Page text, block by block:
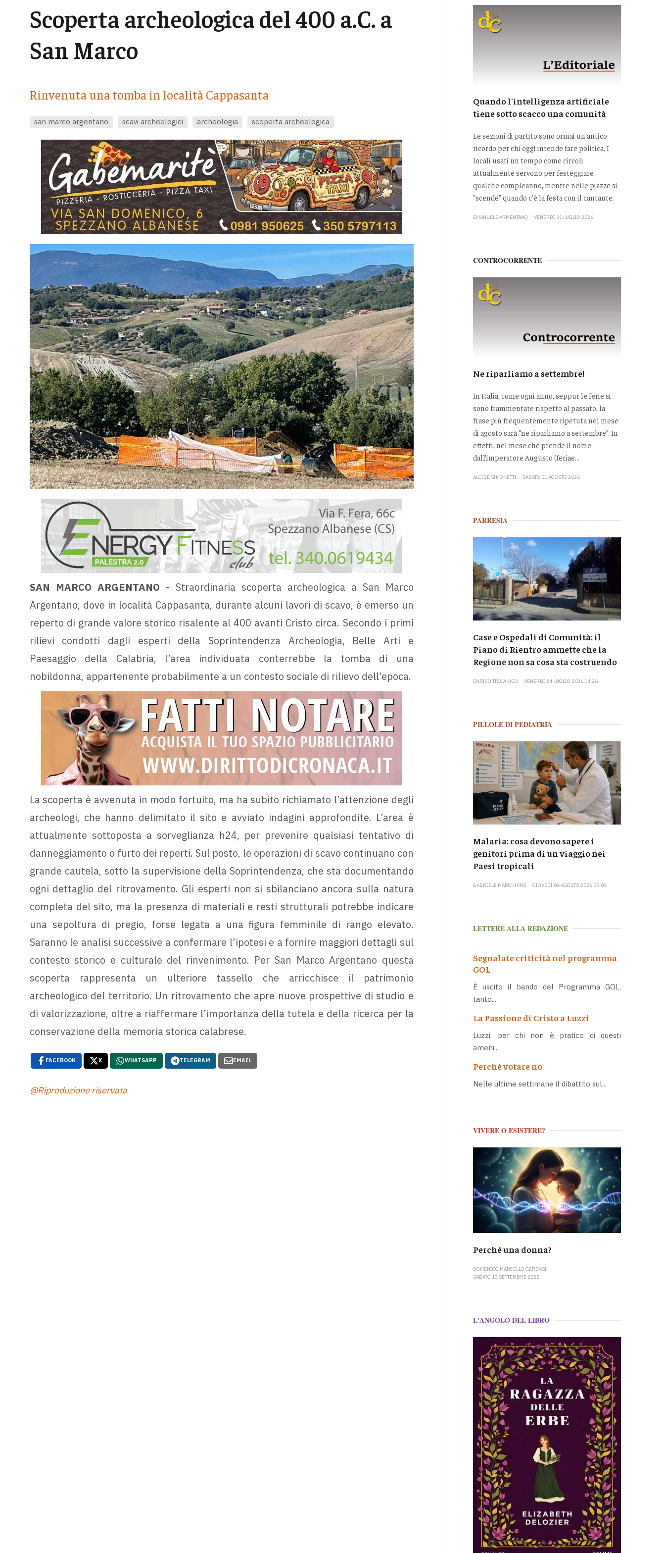
Scoperta archeologica del 400 a.C. a
San Marco
Rinvenuta una tomba in località Cappasanta
san marco argentano scavi archeologici archeologia scoperta archeologica
SAN MARCO ARGENTANO - Straordinaria scoperta archeologica a San Marco
Argentano, dove in località Cappasanta, durante alcuni lavori di scavo, è emerso un
reperto di grande valore storico risalente al 400 avanti Cristo circa. Secondo i primi
rilievi condotti dagli esperti della Soprintendenza Archeologia, Belle Arti e
Paesaggio della Calabria, l’area individuata conterrebbe la tomba di una
nobildonna, appartenente probabilmente a un contesto sociale di rilievo dell’epoca.
La scoperta è avvenuta in modo fortuito, ma ha subito richiamato l’attenzione degli
archeologi, che hanno delimitato il sito e avviato indagini approfondite. L’area è
attualmente sottoposta a sorveglianza h24, per prevenire qualsiasi tentativo di
danneggiamento o furto dei reperti. Sul posto, le operazioni di scavo continuano con
grande cautela, sotto la supervisione della Soprintendenza, che sta documentando
ogni dettaglio del ritrovamento. Gli esperti non si sbilanciano ancora sulla natura
completa del sito, ma la presenza di materiali e resti strutturali potrebbe indicare
una sepoltura di pregio, forse legata a una figura femminile di rango elevato.
Saranno le analisi successive a confermare l’ipotesi e a fornire maggiori dettagli sul
contesto storico e culturale del rinvenimento. Per San Marco Argentano questa
scoperta rappresenta un ulteriore tassello che arricchisce il patrimonio
archeologico del territorio. Un ritrovamento che apre nuove prospettive di studio e
di valorizzazione, oltre a riaffermare l’importanza della tutela e della ricerca per la
conservazione della memoria storica calabrese.
FACEBOOK X WHATSAPP TELEGRAM EMAIL
@Riproduzione riservata
Quando l'intelligenza artificiale
tiene sotto scacco una comunità
Le sezioni di partito sono ormai un antico
ricordo per chi oggi intende fare politica. I
locali usati un tempo come circoli
attualmente servono per festeggiare
qualche compleanno, mentre nelle piazze si
“scende” quando c'è la festa con il cantante.
EMANUELE ARMENTANO VENERDÌ 31 LUGLIO 2026
CONTROCORRENTE
Ne riparliamo a settembre!
In Italia, come ogni anno, seppur le ferie si
sono frammentate rispetto al passato, la
frase più frequentemente ripetuta nel mese
di agosto sarà “ne riparliamo a settembre”. In
effetti, nel mese che prende il nome
dall’imperatore Augusto (feriae...
ALCIDE SIMONETTI SABATO 01 AGOSTO 2026
PARRESIA
Case e Ospedali di Comunità: il
Piano di Rientro ammette che la
Regione non sa cosa sta costruendo
ENRICO TRICANICO VENERDÌ 24 LUGLIO 2026 14:26
PILLOLE DI PEDIATRIA
Malaria: cosa devono sapere i
genitori prima di un viaggio nei
Paesi tropicali
GABRIELE MARCHIANÒ GIOVEDÌ 06 AGOSTO 2026 09:05
LETTERE ALLA REDAZIONE
Segnalate criticità nel programma
GOL
È uscito il bando del Programma GOL,
tanto...
La Passione di Cristo a Luzzi
Luzzi, per chi non è pratico di questi
ameni...
Perché votare no
Nelle ultime settimane il dibattito sul...
VIVERE O ESISTERE?
Perché una donna?
DOMENICO MARCELLO GERBASI
SABATO 13 SETTEMBRE 2025
L'ANGOLO DEL LIBRO